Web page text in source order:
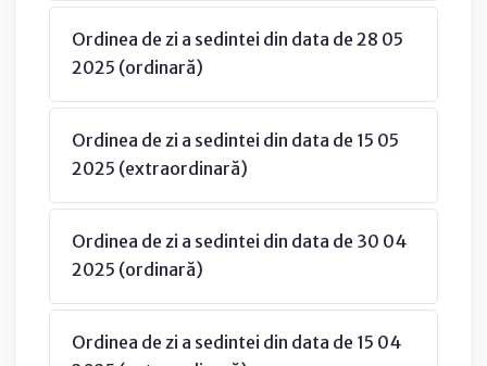
Ordinea de zi a sedintei din data de 28 05
2025 (ordinară)
Ordinea de zi a sedintei din data de 15 05
2025 (extraordinară)
Ordinea de zi a sedintei din data de 30 04
2025 (ordinară)
Ordinea de zi a sedintei din data de 15 04